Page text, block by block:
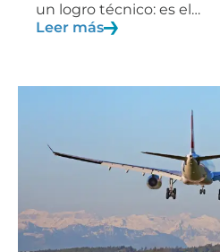
un logro técnico: es el…
Leer más